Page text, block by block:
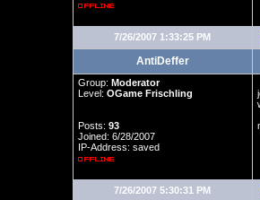
7/26/2007 1:33:25 PM
AntiDeffer
Group: Moderator
Level: OGame Frischling
Posts: 93
Joined: 6/28/2007
IP-Address: saved
7/26/2007 5:30:31 PM